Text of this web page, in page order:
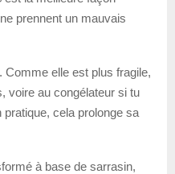
prennent un mauvais
Comme elle est plus fragile,
voire au congélateur si tu
pratique, cela prolonge sa
à base de sarrasin,